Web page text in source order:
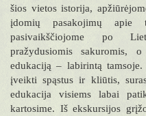
šios vietos istorija,
įdomių pasakojimų apie
pasivaikščiojome po
pražydusiomis sakuromis,
edukaciją – labirintą
įveikti spąstus ir kliūtis,
edukacija visiems labai
kartosime. Iš ekskursijos